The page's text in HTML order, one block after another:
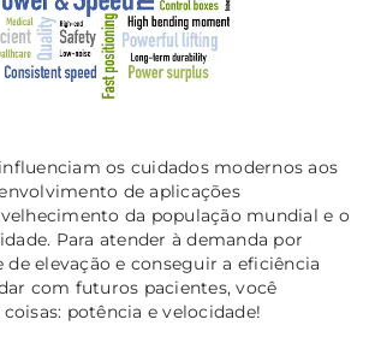
os cuidados modernos aos
de aplicações
da população mundial e o
Para atender à demanda por
de elevação e conseguir a eficiência
com futuros pacientes, você
potência e velocidade!